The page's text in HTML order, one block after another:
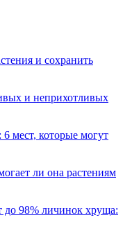
и сохранить
и неприхотливых
6 мест, которые могут
ли она растениям
до 98% личинок хруща: